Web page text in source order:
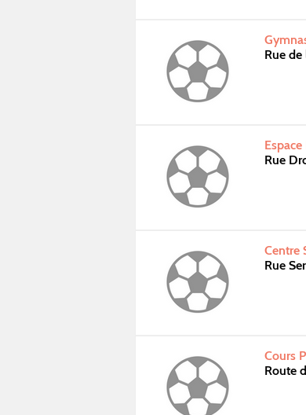
Rue
Rue
Centre
Rue
Cours
Route